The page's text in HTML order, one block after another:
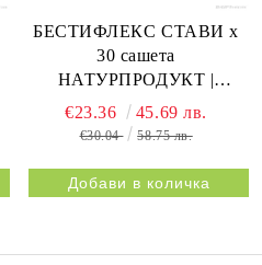
БЕСТИФЛЕКС СТАВИ х
30 сашета
НАТУРПРОДУКТ |
BESTIFLEX JOINTS 30s
NATURPRODUKT
€23.36 45.69 лв.
€30.04 58.75 лв.